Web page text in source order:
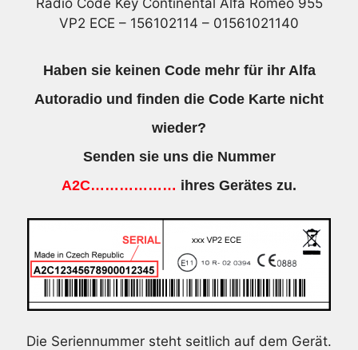
Radio Code Key Continental Alfa Romeo 955
VP2 ECE – 156102114 – 01561021140
Haben sie keinen Code mehr für ihr Alfa
Autoradio und finden die Code Karte nicht
wieder?
Senden sie uns die Nummer
A2C……………… ihres Gerätes zu.
Die Seriennummer steht seitlich auf dem Gerät.